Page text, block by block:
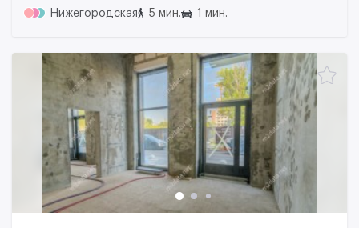
Нижегородская
5 мин. 1 мин.